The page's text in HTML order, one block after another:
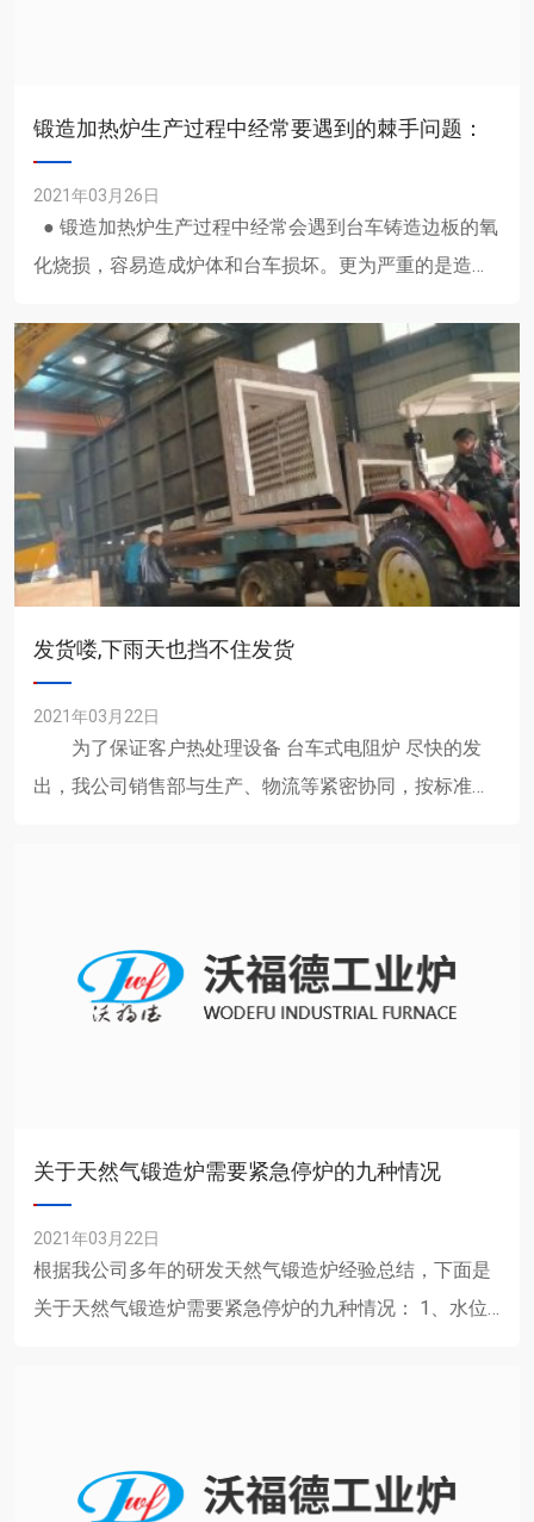
锻造加热炉生产过程中经常要遇到的棘手问题：
2021年03月26日
化烧损，容易造成炉体和台车损坏。更为严重的是造成
发货喽,下雨天也挡不住发货
2021年03月22日
为了保证客户热处理设备 台车式电阻炉 尽快的发
出，我公司销售部与生产、物流等紧密协同，按标准
关于天然气锻造炉需要紧急停炉的九种情况
2021年03月22日
根据我公司多年的研发天然气锻造炉经验总结，下面是
关于天然气锻造炉需要紧急停炉的九种情况： 1、水位